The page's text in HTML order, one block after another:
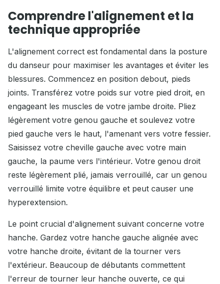
Comprendre l'alignement et la
technique appropriée
L'alignement correct est fondamental dans la posture
du danseur pour maximiser les avantages et éviter les
blessures. Commencez en position debout, pieds
joints. Transférez votre poids sur votre pied droit, en
engageant les muscles de votre jambe droite. Pliez
légèrement votre genou gauche et soulevez votre
pied gauche vers le haut, l'amenant vers votre fessier.
Saisissez votre cheville gauche avec votre main
gauche, la paume vers l'intérieur. Votre genou droit
reste légèrement plié, jamais verrouillé, car un genou
verrouillé limite votre équilibre et peut causer une
hyperextension.
Le point crucial d'alignement suivant concerne votre
hanche. Gardez votre hanche gauche alignée avec
votre hanche droite, évitant de la tourner vers
l'extérieur. Beaucoup de débutants commettent
l'erreur de tourner leur hanche ouverte, ce qui